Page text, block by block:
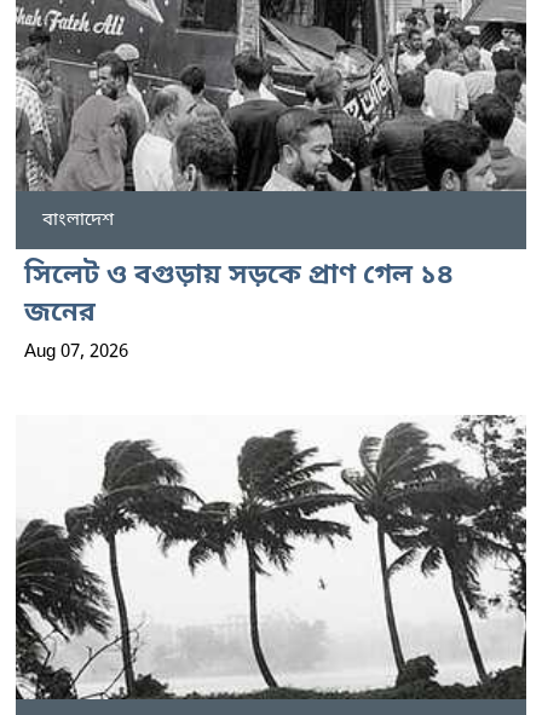
বাংলাদেশ
সিলেট ও বগুড়ায় সড়কে প্রাণ গেল ১৪
জনের
Aug 07, 2026